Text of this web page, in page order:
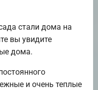
стали дома на
вы увидите
дома.
и очень теплые